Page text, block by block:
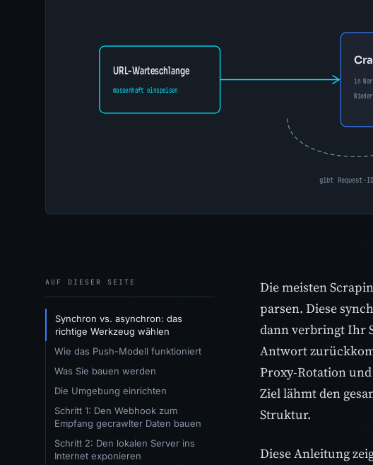
AUF DIESER SEITE
Synchron vs. asynchron: das
richtige Werkzeug wählen
Wie das Push-Modell funktioniert
Was Sie bauen werden
Die Umgebung einrichten
Schritt 1: Den Webhook zum
Empfang gecrawlter Daten bauen
Schritt 2: Den lokalen Server ins
Internet exponieren
Die meisten
parsen. Diese
dann verbringt Ihr
Antwort
Proxy-Rotation
Ziel lähmt den
Struktur.
Diese Anleitung